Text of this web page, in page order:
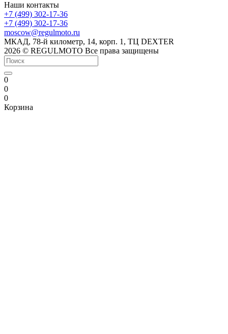
Наши контакты
+7 (499) 302-17-36
+7 (499) 302-17-36
moscow@regulmoto.ru
МКАД, 78-й километр, 14, корп. 1, ТЦ DEXTER
2026 © REGULMOTO Все права защищены
0
0
0
Корзина